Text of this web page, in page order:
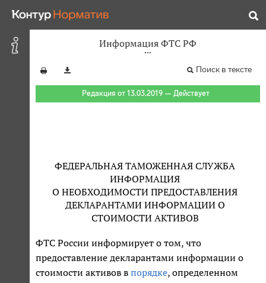
Информация ФТС РФ
Поиск в тексте
Редакция от 13.03.2019 — Действует
ФЕДЕРАЛЬНАЯ ТАМОЖЕННАЯ СЛУЖБА
ИНФОРМАЦИЯ
О НЕОБХОДИМОСТИ ПРЕДОСТАВЛЕНИЯ
ДЕКЛАРАНТАМИ ИНФОРМАЦИИ О
СТОИМОСТИ АКТИВОВ
ФТС России информирует о том, что
предоставление декларантами информации о
стоимости активов в порядке, определенном